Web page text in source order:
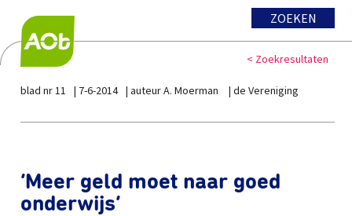
ZOEKEN
< Zoekresultaten
blad nr 11 7-6-2014 auteur A. Moerman de Vereniging
‘Meer geld moet naar goed
onderwijs’